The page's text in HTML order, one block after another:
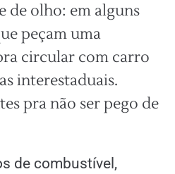
de olho: em alguns
peçam uma
circular com carro
interestaduais.
pra não ser pego de
de combustível,